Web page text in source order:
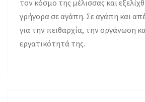
τον κόσμο της μέλισσας και
γρήγορα σε αγάπη. Σε αγάπη και
για την πειθαρχία, την οργάνωση
εργατικότητά της.